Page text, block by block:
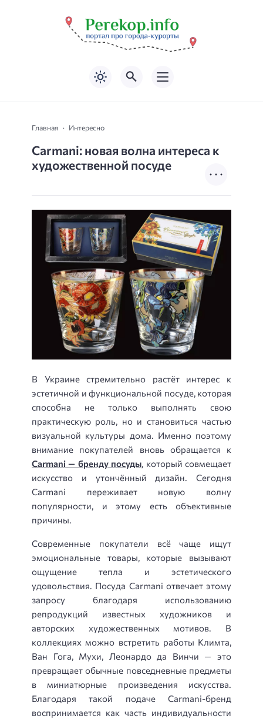
Главная Интересно
Carmani: новая волна интереса к
художественной посуде
В Украине стремительно растёт интерес к
эстетичной и функциональной посуде, которая
способна не только выполнять свою
практическую роль, но и становиться частью
визуальной культуры дома. Именно поэтому
внимание покупателей вновь обращается к
Carmani — бренду посуды, который совмещает
искусство и утончённый дизайн. Сегодня
Carmani переживает новую волну
популярности, и этому есть объективные
причины.
Современные покупатели всё чаще ищут
эмоциональные товары, которые вызывают
ощущение тепла и эстетического
удовольствия. Посуда Carmani отвечает этому
запросу благодаря использованию
репродукций известных художников и
авторских художественных мотивов. В
коллекциях можно встретить работы Климта,
Ван Гога, Мухи, Леонардо да Винчи — это
превращает обычные повседневные предметы
в миниатюрные произведения искусства.
Благодаря такой подаче Carmani-бренд
воспринимается как часть индивидуальности